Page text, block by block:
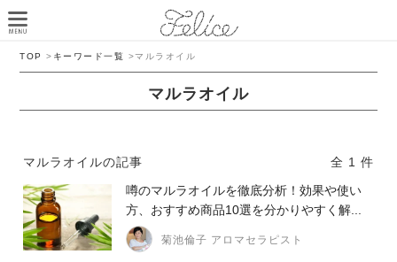
TOP > キーワード一覧 >マルラオイル
マルラオイル
マルラオイルの記事
全 1 件
噂のマルラオイルを徹底分析！効果や使い
方、おすすめ商品10選を分かりやすく解...
菊池倫子 アロマセラピスト